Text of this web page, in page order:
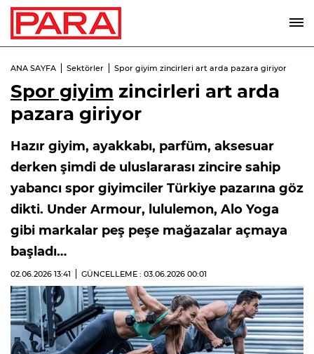
ANA SAYFA Sektörler Spor giyim zincirleri art arda pazara giriyor
Spor giyim zincirleri art arda
pazara giriyor
Hazır giyim, ayakkabı, parfüm, aksesuar
derken şimdi de uluslararası zincire sahip
yabancı spor giyimciler Türkiye pazarına göz
dikti. Under Armour, lululemon, Alo Yoga
gibi markalar peş peşe mağazalar açmaya
başladı…
02.06.2026 13:41 GÜNCELLEME : 03.06.2026 00:01